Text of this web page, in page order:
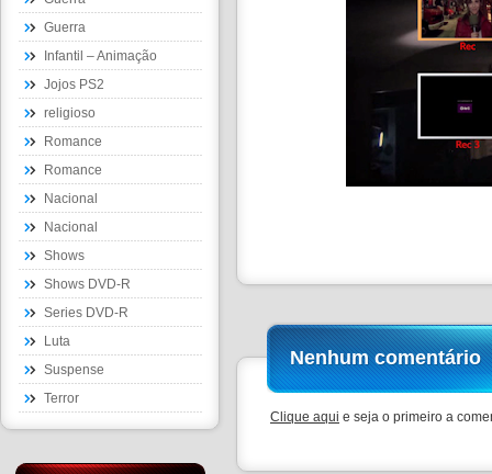
Guerra
Infantil – Animação
Jojos PS2
religioso
Romance
Romance
Nacional
Nacional
Shows
Shows DVD-R
Series DVD-R
Luta
Suspense
Terror
Nenhum comentário
Clique aqui e seja o primeiro a